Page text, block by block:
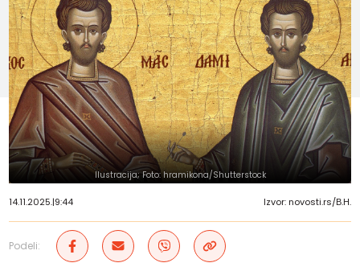
Ilustracija; Foto: hramikona/Shutterstock
14.11.2025.|9:44 Izvor: novosti.rs/В.Н.
Podeli: